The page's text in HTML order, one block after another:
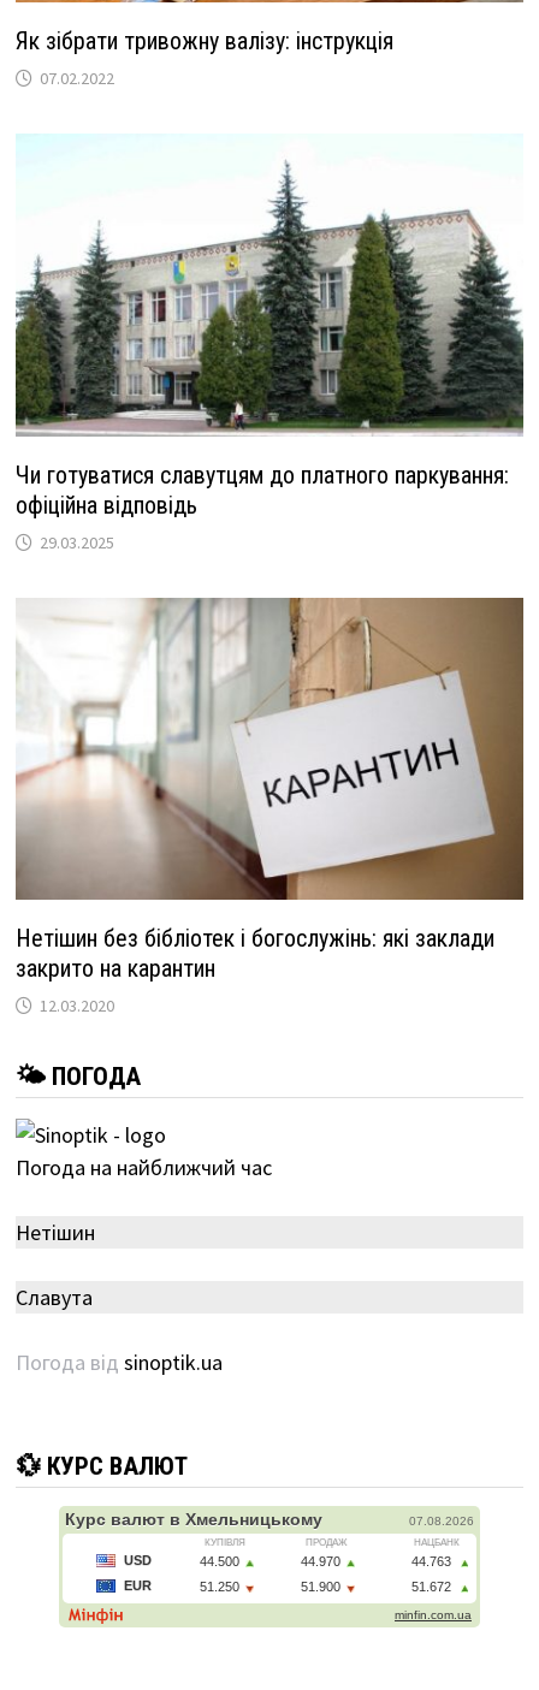
Як зібрати тривожну валізу: інструкція
07.02.2022
Чи готуватися славутцям до платного паркування:
офіційна відповідь
29.03.2025
Нетішин без бібліотек і богослужінь: які заклади
закрито на карантин
12.03.2020
🌤 ПОГОДА
Погода на найближчий час
Нетішин
Славута
Погода від sinoptik.ua
💱 КУРС ВАЛЮТ